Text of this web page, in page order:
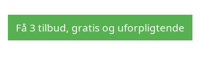
Få 3 tilbud, gratis og uforpligtende